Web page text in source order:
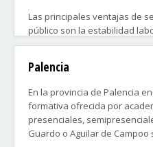
Las principales ventajas de
público son la estabilidad
conciliación familiar y las
Oposiciones a la
Oposiciones a Correos.
Oposiciones de Sanidad.
Oposiciones de Educación.
Palencia
En la provincia de Palencia
formativa ofrecida por
presenciales,
Guardo o Aguilar de